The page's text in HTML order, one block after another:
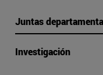
Juntas
Investigación